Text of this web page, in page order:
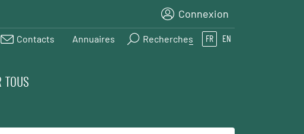
Connexion
Contacts Annuaires Recherches FR EN
TOUS